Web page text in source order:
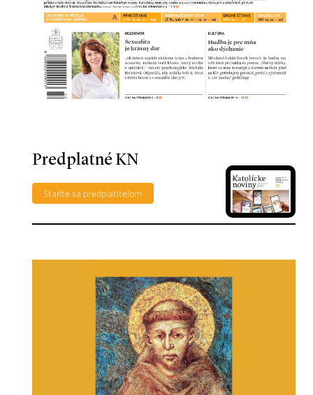
Predplatné KN
Staňte sa predplatiteľom